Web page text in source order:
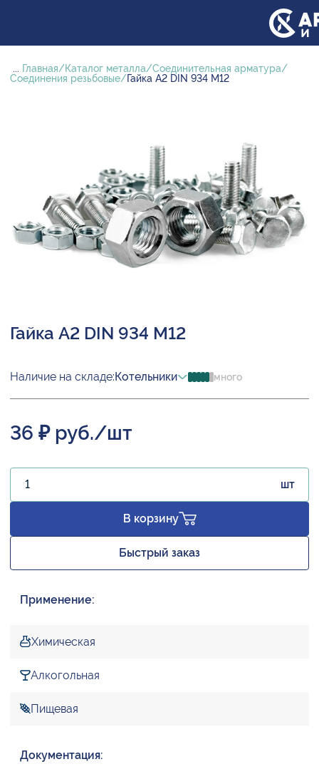
... Главная Каталог металла
Соединительная арматура
Соединения резьбовые
Гайка А2 DIN 934 М12
Гайка А2 DIN 934 М12
Наличие на складе:Котельники много
36 ₽ руб./шт
шт
В корзину
Быстрый заказ
Применение:
Химическая
Алкогольная
Пищевая
Документация: